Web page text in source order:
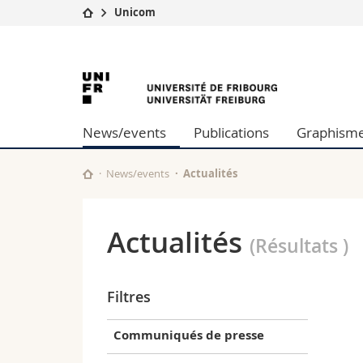
Etudes
Campus
Université
Formation continue
Lettres et
Sciences
Unicom
Université
de
Fribourg
News/events Publications
News/events Actualités
Actualités (Résultats )
Filtres
Communiqués de presse